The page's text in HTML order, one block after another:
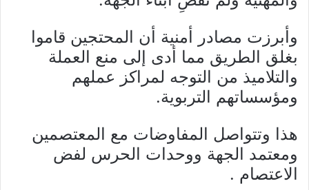
وأبرزت مصادر أمنية أن المحتجين قاموا
بغلق الطريق مما أدى إلى منع العملة
والتلاميذ من التوجه لمراكز عملهم
ومؤسساتهم التربوية.
هذا وتتواصل المفاوضات مع المعتصمين
ومعتمد الجهة ووحدات الحرس لفض
الاعتصام .